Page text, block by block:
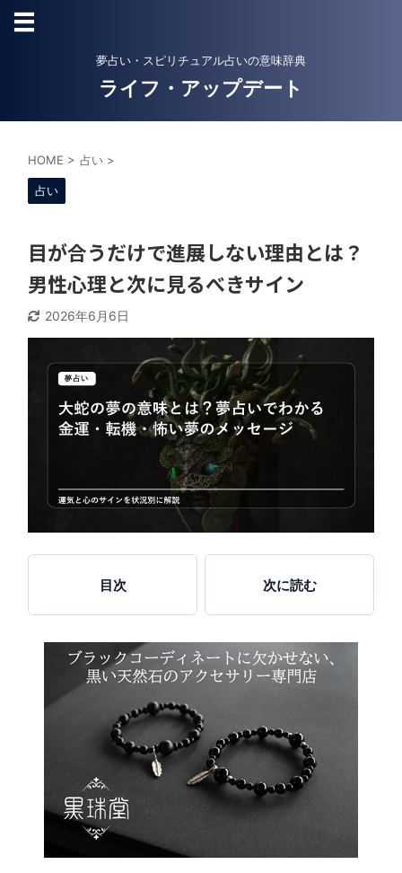
夢占い・スピリチュアル占いの意味辞典
ライフ・アップデート
HOME > 占い >
占い
目が合うだけで進展しない理由とは？
男性心理と次に見るべきサイン
2026年6月6日
目次 次に読む